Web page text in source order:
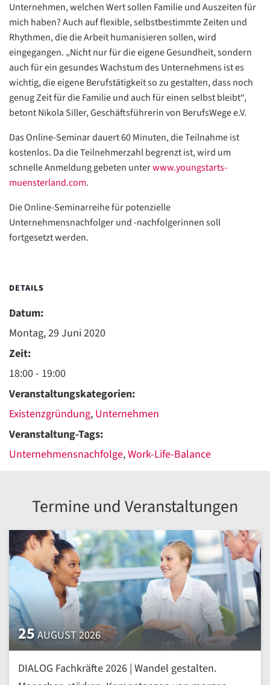
Unternehmen, welchen Wert sollen Familie und Auszeiten für
mich haben? Auch auf flexible, selbstbestimmte Zeiten und
Rhythmen, die die Arbeit humanisieren sollen, wird
eingegangen. „Nicht nur für die eigene Gesundheit, sondern
auch für ein gesundes Wachstum des Unternehmens ist es
wichtig, die eigene Berufstätigkeit so zu gestalten, dass noch
genug Zeit für die Familie und auch für einen selbst bleibt“,
betont Nikola Siller, Geschäftsführerin von BerufsWege e.V.
Das Online-Seminar dauert 60 Minuten, die Teilnahme ist
kostenlos. Da die Teilnehmerzahl begrenzt ist, wird um
schnelle Anmeldung gebeten unterwww.youngstarts-
muensterland.com.
Die Online-Seminarreihe für potenzielle
Unternehmensnachfolger und -nachfolgerinnen soll
fortgesetzt werden.
DETAILS
Datum:
Montag, 29 Juni 2020
Zeit:
18:00 - 19:00
Veranstaltungskategorien:
Existenzgründung, Unternehmen
Veranstaltung-Tags:
Unternehmensnachfolge,Work-Life-Balance
Termine und Veranstaltungen
25AUGUST 2026
DIALOG Fachkräfte 2026 | Wandel gestalten.